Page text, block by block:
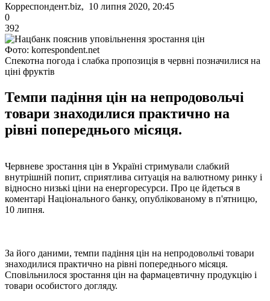
Корреспондент.biz, 10 липня 2020, 20:45
0
392
Фото: korrespondent.net
Спекотна погода і слабка пропозиція в червні позначилися на
ціні фруктів
Темпи падіння цін на непродовольчі
товари знаходилися практично на
рівні попереднього місяця.
Червневе зростання цін в Україні стримували слабкий
внутрішній попит, сприятлива ситуація на валютному ринку і
відносно низькі ціни на енергоресурси. Про це йдеться в
коментарі Національного банку, опублікованому в п'ятницю,
10 липня.
За його даними, темпи падіння цін на непродовольчі товари
знаходилися практично на рівні попереднього місяця.
Сповільнилося зростання цін на фармацевтичну продукцію і
товари особистого догляду.